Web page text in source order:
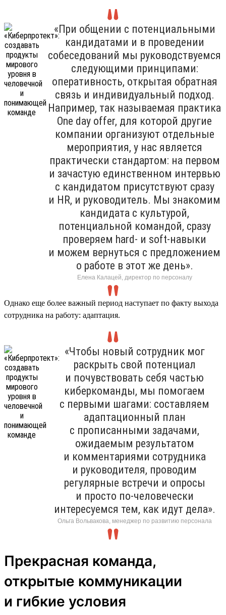
«При общении с потенциальными
кандидатами и в проведении
собеседований мы руководствуемся
следующими принципами:
оперативность, открытая обратная
связь и индивидуальный подход.
Например, так называемая практика
One day offer, для которой другие
компании организуют отдельные
мероприятия, у нас является
практически стандартом: на первом
и зачастую единственном интервью
с кандидатом присутствуют сразу
и HR, и руководитель. Мы знакомим
кандидата с культурой,
потенциальной командой, сразу
проверяем hard- и soft-навыки
и можем вернуться с предложением
о работе в этот же день».
Елена Калацей, директор по персоналу
Однако еще более важный период наступает по факту выхода
сотрудника на работу: адаптация.
«Чтобы новый сотрудник мог
раскрыть свой потенциал
и почувствовать себя частью
киберкоманды, мы помогаем
с первыми шагами: составляем
адаптационный план
с прописанными задачами,
ожидаемым результатом
и комментариями сотрудника
и руководителя, проводим
регулярные встречи и опросы
и просто по-человечески
интересуемся тем, как идут дела».
Ольга Вольвакова, менеджер по развитию персонала
Прекрасная команда,
открытые коммуникации
и гибкие условия